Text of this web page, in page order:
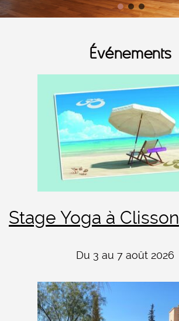
Événements
Stage Yoga à Clisson
Du 3 au 7 août 2026